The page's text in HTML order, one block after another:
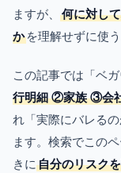
ますが、 何に対し
か を理解せずに使
この記事では「ベ
行明細 ②家族 ③会
れ「実際にバレる
ます。検索でこの
きに自分のリスク